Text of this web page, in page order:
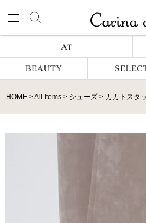
HOME All Items シューズ カカトスタ